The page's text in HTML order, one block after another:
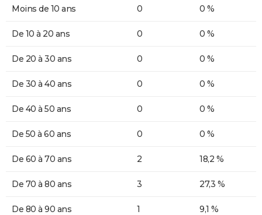
Moins de 10 ans 0 0 %
De 10 à 20 ans 0 0 %
De 20 à 30 ans 0 0 %
De 30 à 40 ans 0 0 %
De 40 à 50 ans 0 0 %
De 50 à 60 ans 0 0 %
De 60 à 70 ans 2 18,2 %
De 70 à 80 ans 3 27,3 %
De 80 à 90 ans 1 9,1 %